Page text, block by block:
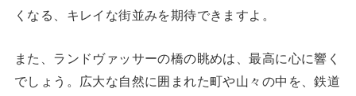
くなる、キレイな街並みを期待できますよ。
また、ランドヴァッサーの橋の眺めは、最高に心に響く
でしょう。広大な自然に囲まれた町や山々の中を、鉄道